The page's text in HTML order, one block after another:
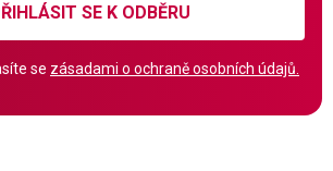
SE K ODBĚRU
se zásadami o ochraně osobních údajů.